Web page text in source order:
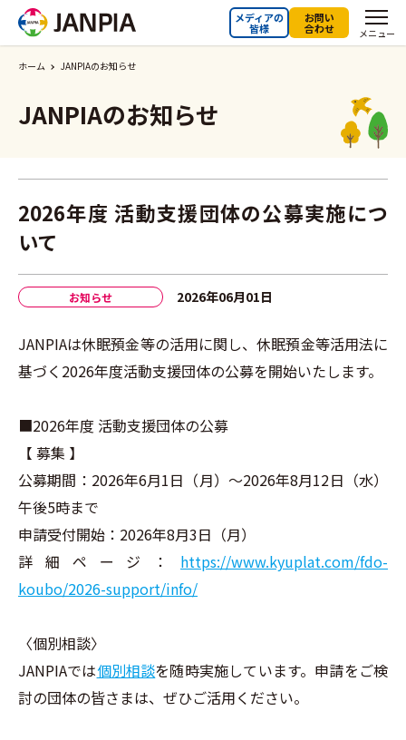
メニュー
メディアの
皆様
お問い
合わせ
ホーム JANPIAのお知らせ
JANPIAのお知らせ
2026年度 活動支援団体の公募実施につ
いて
お知らせ 2026年06月01日
JANPIAは休眠預金等の活用に関し、休眠預金等活用法に
基づく2026年度活動支援団体の公募を開始いたします。
■2026年度 活動支援団体の公募
【 募集 】
公募期間：2026年6月1日（月）～2026年8月12日（水）
午後5時まで
申請受付開始：2026年8月3日（月）
詳細ページ： https://www.kyuplat.com/fdo-
koubo/2026-support/info/
〈個別相談〉
JANPIAでは個別相談を随時実施しています。申請をご検
討の団体の皆さまは、ぜひご活用ください。